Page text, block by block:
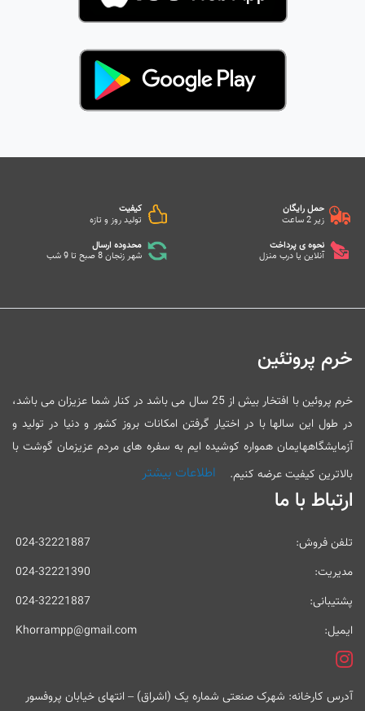
حمل رایگان
زیر 2 ساعت
کیفیت
تولید روز و تازه
نحوه ی پرداخت
آنلاین یا درب منزل
محدوده ارسال
شهر زنجان 8 صبح تا 9 شب
خرم پروتئین
خرم پروئین با افتخار بیش از 25 سال می باشد در کنار شما عزیزان می باشد،
در طول این سالها با در اختیار گرفتن امکانات بروز کشور و دنیا در تولید و
آزمایشگاههایمان همواره کوشیده ایم به سفره های مردم عزیزمان گوشت با
بالاترین کیفیت عرضه کنیم.
اطلاعات بیشتر
ارتباط با ما
تلفن فروش:
024-32221887
مدیریت:
024-32221390
پشتیبانی:
024-32221887
ایمیل:
Khorrampp@gmail.com
آدرس کارخانه: شهرک صنعتی شماره یک (اشراق) – انتهای خیابان پروفسور